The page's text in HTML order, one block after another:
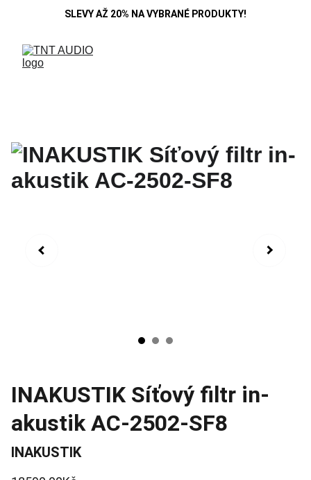
SLEVY AŽ 20% NA VYBRANÉ PRODUKTY!
INAKUSTIK Síťový filtr in-
akustik AC-2502-SF8
INAKUSTIK